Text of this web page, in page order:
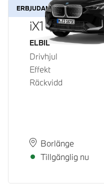
ERBJUDANDE
iX1 eDrive20
Bränsle
ELBIL
Drivhjul
Effekt
Räckvidd
PlatsBorlänge
Leveranstid
Tillgänglig nu